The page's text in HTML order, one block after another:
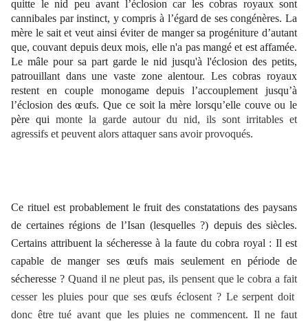
quitte le nid peu avant l’éclosion car les cobras royaux sont
cannibales par instinct, y compris à l’égard de ses congénères. La
mère le sait et veut ainsi éviter de manger sa progéniture d’autant
que, couvant depuis deux mois, elle n'a pas mangé et est affamée.
Le mâle pour sa part garde le nid jusqu'à l'éclosion des petits,
patrouillant dans une vaste zone alentour. Les cobras royaux
restent en couple monogame depuis l’accouplement jusqu’à
l’éclosion des œufs. Que ce soit la mère lorsqu’elle couve ou le
père qui monte la garde autour du nid, ils sont irritables et
agressifs et peuvent alors attaquer sans avoir provoqués.
Ce rituel est probablement le fruit des constatations des paysans
de certaines régions de l’Isan (lesquelles ?) depuis des siècles.
Certains attribuent la sécheresse à la faute du cobra royal : Il est
capable de manger ses œufs mais seulement en période de
sécheresse ? Quand il ne pleut pas, ils pensent que le cobra a fait
cesser les pluies pour que ses œufs éclosent ? Le serpent doit
donc être tué avant que les pluies ne commencent. Il ne faut